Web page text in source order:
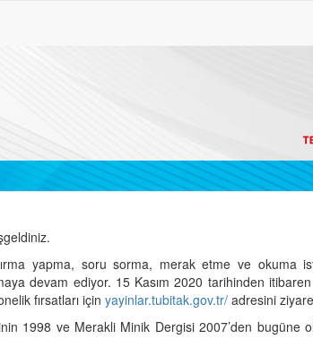
yapma, soru sorma, merak etme ve okuma
devam ediyor. 15 Kasım 2020 tarihinden
fırsatları için yayinlar.tubitak.gov.tr/ adresini
1998 ve Merakli Minik Dergisi 2007’den bugüne